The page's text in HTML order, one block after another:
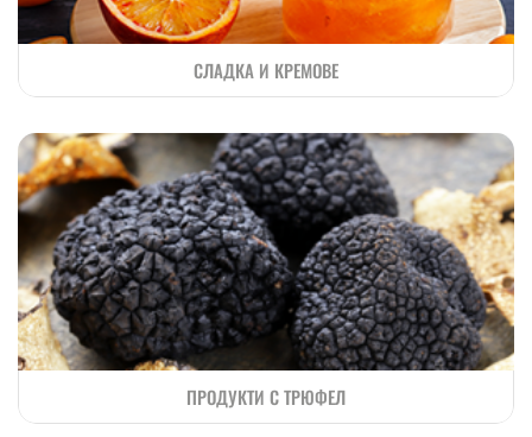
СЛАДКА И КРЕМОВЕ
ПРОДУКТИ С ТРЮФЕЛ